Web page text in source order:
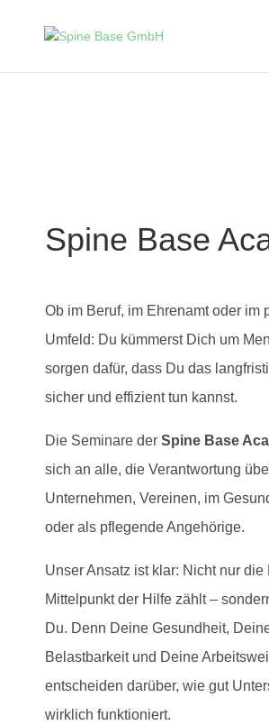
Spine Base
Ob im Beruf, im Ehrenamt oder im
Umfeld: Du kümmerst Dich um
sorgen dafür, dass Du das
sicher und effizient tun kannst.
Die Seminare der Spine Base
sich an alle, die Verantwortung
Unternehmen, Vereinen, im
oder als pflegende Angehörige.
Unser Ansatz ist klar: Nicht nur die
Mittelpunkt der Hilfe zählt –
Du. Denn Deine Gesundheit,
Belastbarkeit und Deine
entscheiden darüber, wie gut
wirklich funktioniert.